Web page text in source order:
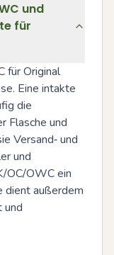
und
für
für Original
Eine intakte
die
Flasche und
Versand‑ und
und
OC/OWC ein
dient außerdem
und